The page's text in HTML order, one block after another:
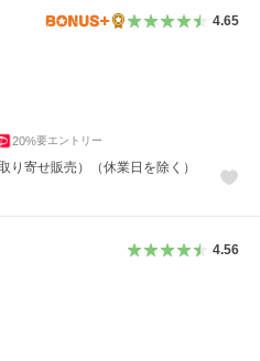
4.65
20%要エントリー
り寄せ販売）（休業日を除く）
4.56